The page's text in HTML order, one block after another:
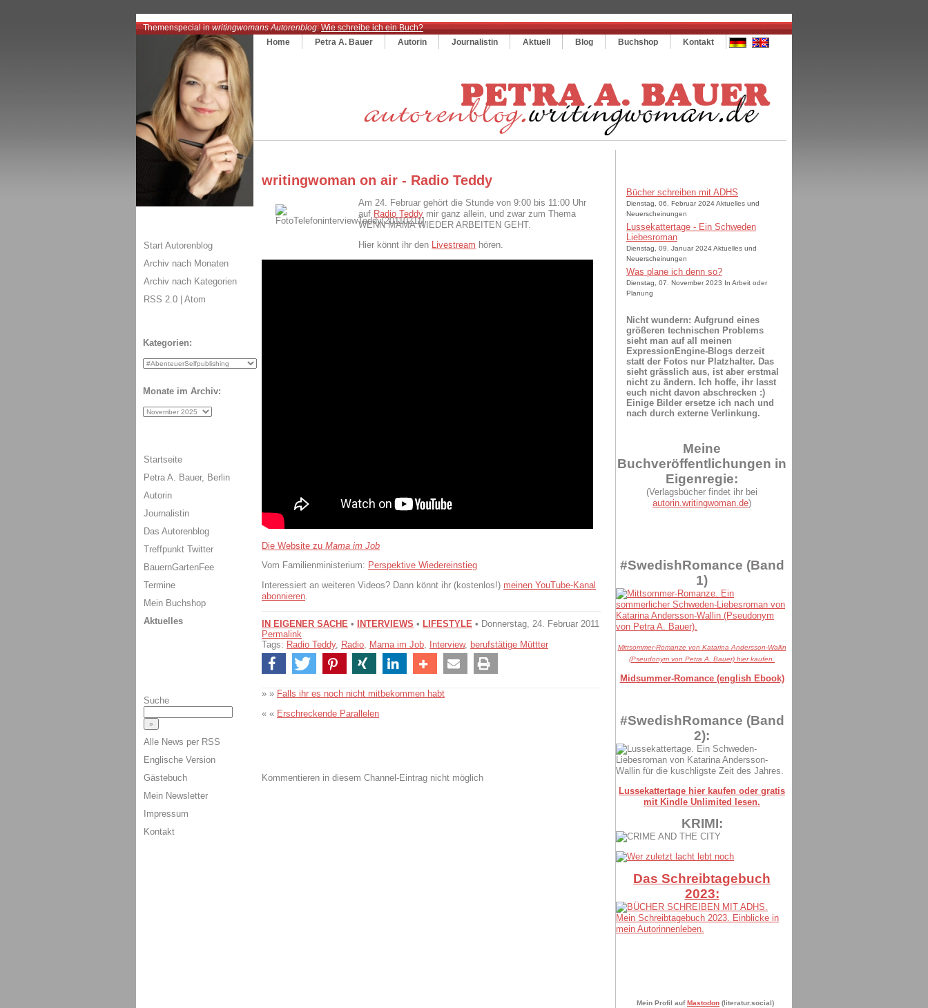
Themenspecial inwritingwomans Autorenblog:Wie schreibe ich ein Buch?
Home
Petra A. Bauer Autorin Journalistin Aktuell Blog Buchshop Kontakt
writingwoman on air - Radio Teddy
Am 24. Februar gehört die Stunde von 9:00 bis 11:00 Uhr
auf Radio Teddy mir ganz allein, und zwar zum Thema
WENN MAMA WIEDER ARBEITEN GEHT.
Hier könnt ihr den
Livestream hören.
Die Website zu Mama im Job
Vom Familienministerium: Perspektive Wiedereinstieg
Interessiert an weiteren Videos? Dann könnt ihr (kostenlos!) meinen YouTube-Kanal
abonnieren.
IN EIGENER SACHE • INTERVIEWS • LIFESTYLE • Donnerstag, 24. Februar 2011
Permalink
Tags: Radio Teddy, Radio Mama im Job Interview, berufstätige Müttter
» » Falls ihr es noch nicht mitbekommen habt
« « Erschreckende Parallelen
Kommentieren in diesem Channel-Eintrag nicht möglich
Bücher schreiben mit ADHS
Dienstag, 06. Februar 2024 Aktuelles und
Neuerscheinungen
Lussekattertage - Ein Schweden
Liebesroman
Dienstag, 09. Januar 2024 Aktuelles und
Neuerscheinungen
Was plane ich denn so?
Dienstag, 07. November 2023 In Arbeit oder
Planung
Nicht wundern: Aufgrund eines
größeren technischen Problems
sieht man auf all meinen
ExpressionEngine-Blogs derzeit
statt der Fotos nur Platzhalter. Das
sieht grässlich aus, ist aber erstmal
nicht zu ändern. Ich hoffe, ihr lasst
euch nicht davon abschrecken :)
Einige Bilder ersetze ich nach und
nach durch externe Verlinkung.
Meine
Buchveröffentlichungen in
Eigenregie:
(Verlagsbücher findet ihr bei
autorin.writingwoman.de)
#SwedishRomance (Band
1)
Mittsommer-Romanze von Katarina Andersson-Wallin
(Pseudonym von Petra A. Bauer) hier kaufen.
Midsummer-Romance (english Ebook)
#SwedishRomance (Band
2):
Lussekattertage hier kaufen oder gratis
mit Kindle Unlimited lesen.
KRIMI:
Das Schreibtagebuch
2023:
Mein Profil auf Mastodon (literatur.social)
Start Autorenblog
Archiv nach Monaten
Archiv nach Kategorien
RSS 2.0 | Atom
Kategorien:
Monate im Archiv:
Startseite
Petra A. Bauer, Berlin
Autorin
Journalistin
Das Autorenblog
Treffpunkt Twitter
BauernGartenFee
Termine
Mein Buchshop
Aktuelles
Suche
Alle News per RSS
Englische Version
Gästebuch
Mein Newsletter
Impressum
Kontakt